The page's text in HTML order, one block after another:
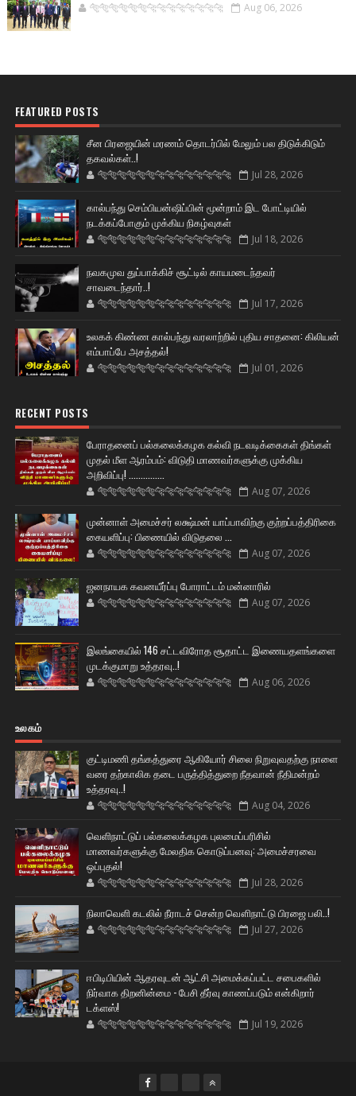
🐅🐅🐅🐅🐅🐅🐆🐆🐆🐆🐆🐆🐆🐆 Aug 06, 2026
FEATURED POSTS
சீன பிரஜையின் மரணம் தொடர்பில் மேலும் பல திடுக்கிடும்
தகவல்கள்..!
🐅🐅🐅🐅🐅🐅🐆🐆🐆🐆🐆🐆🐆🐆 Jul 28, 2026
கால்பந்து செம்பியன்ஷிப்பின் மூன்றாம் இட போட்டியில்
நடக்கப்போகும் முக்கிய நிகழ்வுகள்
🐅🐅🐅🐅🐅🐅🐆🐆🐆🐆🐆🐆🐆🐆 Jul 18, 2026
நவகமுவ துப்பாக்கிச் சூட்டில் காயமடைந்தவர்
சாவடைந்தார்..!
🐅🐅🐅🐅🐅🐅🐆🐆🐆🐆🐆🐆🐆🐆 Jul 17, 2026
உலகக் கிண்ண கால்பந்து வரலாற்றில் புதிய சாதனை: கிலியன்
எம்பாப்பே அசத்தல்!
🐅🐅🐅🐅🐅🐅🐆🐆🐆🐆🐆🐆🐆🐆 Jul 01, 2026
RECENT POSTS
பேராதனைப் பல்கலைக்கழக கல்வி நடவடிக்கைகள் திங்கள்
முதல் மீள ஆரம்பம்: விடுதி மாணவர்களுக்கு முக்கிய
அறிவிப்பு! ...............
🐅🐅🐅🐅🐅🐅🐆🐆🐆🐆🐆🐆🐆🐆 Aug 07, 2026
முன்னாள் அமைச்சர் லக்ஷ்மன் யாப்பாவிற்கு குற்றப்பத்திரிகை
கையளிப்பு: பிணையில் விடுதலை ...
🐅🐅🐅🐅🐅🐅🐆🐆🐆🐆🐆🐆🐆🐆 Aug 07, 2026
ஜனநாயக கவனயீர்ப்பு போராட்டம் மன்னாரில்
🐅🐅🐅🐅🐅🐅🐆🐆🐆🐆🐆🐆🐆🐆 Aug 07, 2026
இலங்கையில் 146 சட்டவிரோத சூதாட்ட இணையதளங்களை
முடக்குமாறு உத்தரவு..!
🐅🐅🐅🐅🐅🐅🐆🐆🐆🐆🐆🐆🐆🐆 Aug 06, 2026
உலகம்
குட்டிமணி தங்கத்துரை ஆகியோர் சிலை நிறுவுவதற்கு நாளை
வரை தற்காலிக தடை பருத்தித்துறை நீதவான் நீதிமன்றம்
உத்தரவு..!
🐅🐅🐅🐅🐅🐅🐆🐆🐆🐆🐆🐆🐆🐆 Aug 04, 2026
வெளிநாட்டுப் பல்கலைக்கழக புலமைப்பரிசில்
மாணவர்களுக்கு மேலதிக கொடுப்பனவு: அமைச்சரவை
ஒப்புதல்!
🐅🐅🐅🐅🐅🐅🐆🐆🐆🐆🐆🐆🐆🐆 Jul 28, 2026
நிலாவெளி கடலில் நீராடச் சென்ற வௌிநாட்டு பிரஜை பலி..!
🐅🐅🐅🐅🐅🐅🐆🐆🐆🐆🐆🐆🐆🐆 Jul 27, 2026
ஈபிடிபியின் ஆதரவுடன் ஆட்சி அமைக்கப்பட்ட சபைகளில்
நிர்வாக திறனின்மை - பேசி தீர்வு காணப்படும் என்கிறார்
டக்ளஸ்!
🐅🐅🐅🐅🐅🐅🐆🐆🐆🐆🐆🐆🐆🐆 Jul 19, 2026